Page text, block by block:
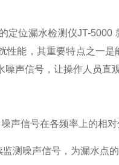
定位漏水检测仪JT-5000
性能，其重要特点之一
声信号，让操作人员直
声信号在各频率上的相对
测噪声信号，为漏水点